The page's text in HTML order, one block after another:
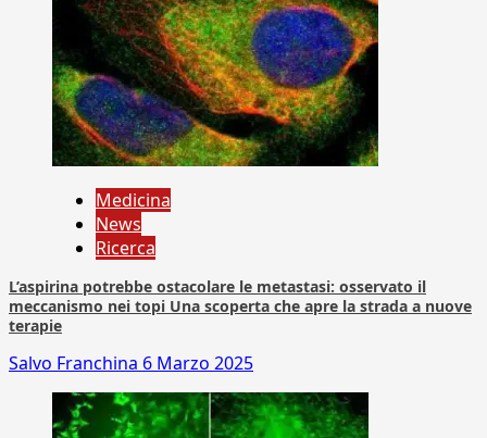
Medicina
News
Ricerca
L’aspirina potrebbe ostacolare le metastasi: osservato il
meccanismo nei topi Una scoperta che apre la strada a nuove
terapie
Salvo Franchina 6 Marzo 2025